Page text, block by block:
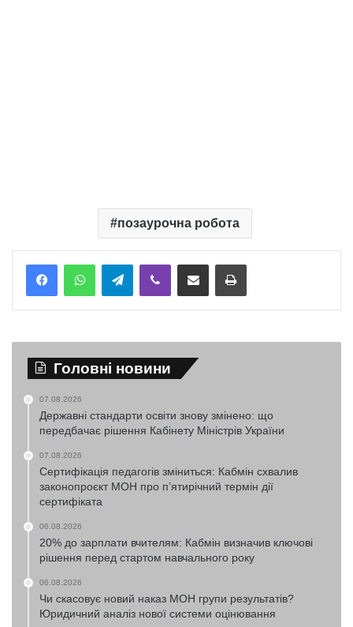
позаурочна робота
TelegramViber Надіслати електронною поштоюНадрукувати
Головні новини
07.08.2026
Державні стандарти освіти знову змінено: що
передбачає рішення Кабінету Міністрів України
07.08.2026
Сертифікація педагогів зміниться: Кабмін схвалив
законопроєкт МОН про п’ятирічний термін дії
сертифіката
06.08.2026
20% до зарплати вчителям: Кабмін визначив ключові
рішення перед стартом навчального року
06.08.2026
Чи скасовує новий наказ МОН групи результатів?
Юридичний аналіз нової системи оцінювання